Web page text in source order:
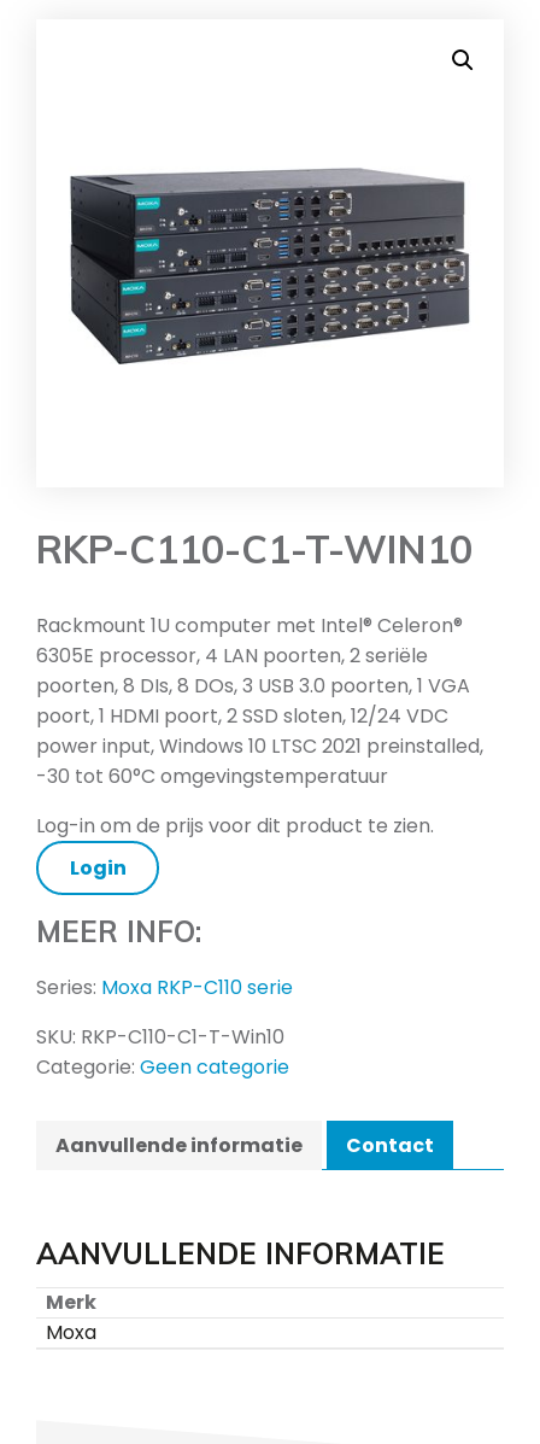
RKP-C110-C1-T-WIN10
Rackmount 1U computer met Intel® Celeron®
6305E processor, 4 LAN poorten, 2 seriële
poorten, 8 DIs, 8 DOs, 3 USB 3.0 poorten, 1 VGA
poort, 1 HDMI poort, 2 SSD sloten, 12/24 VDC
power input, Windows 10 LTSC 2021 preinstalled,
-30 tot 60°C omgevingstemperatuur
Log-in om de prijs voor dit product te zien.
Login
MEER INFO:
Series: Moxa RKP-C110 serie
SKU: RKP-C110-C1-T-Win10
Categorie: Geen categorie
Aanvullende informatie Contact
AANVULLENDE INFORMATIE
Merk
Moxa